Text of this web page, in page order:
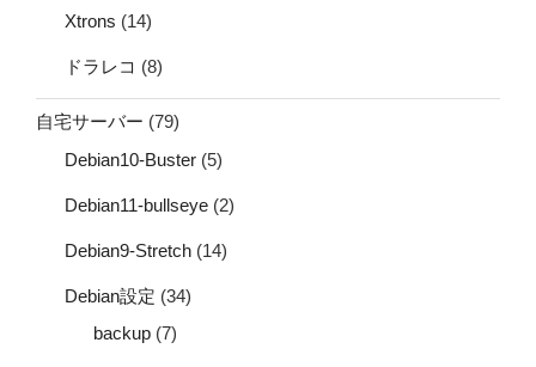
Xtrons (14)
ドラレコ (8)
自宅サーバー (79)
Debian10-Buster (5)
Debian11-bullseye (2)
Debian9-Stretch (14)
Debian設定 (34)
backup (7)